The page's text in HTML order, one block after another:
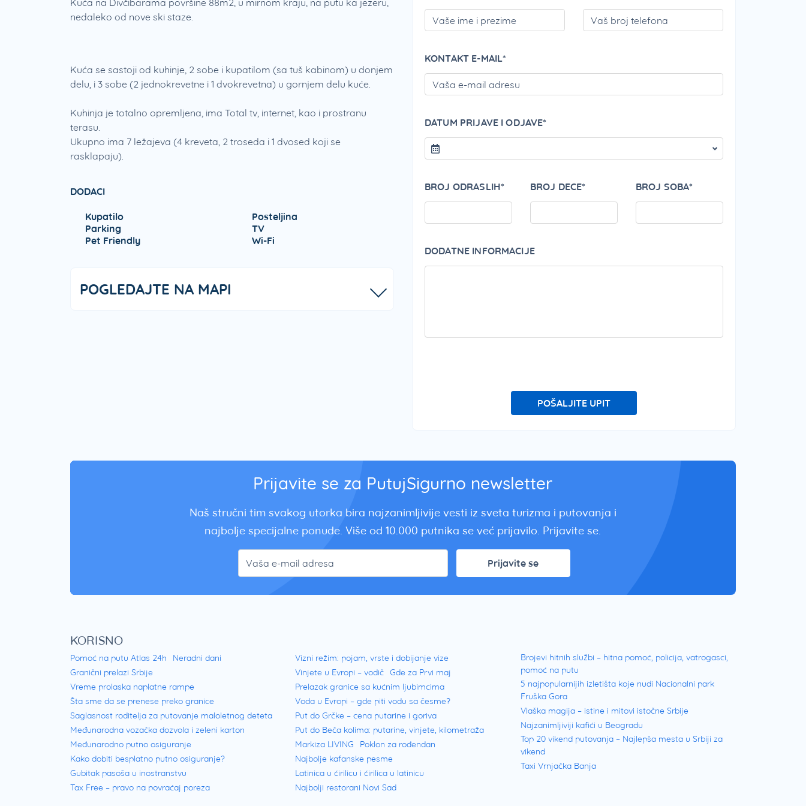
Kuća na Divčibarama površine 88m2, u mirnom kraju, na putu ka jezeru,
nedaleko od nove ski staze.
Kuća se sastoji od kuhinje, 2 sobe i kupatilom (sa tuš kabinom) u donjem
delu, i 3 sobe (2 jednokrevetne i 1 dvokrevetna) u gornjem delu kuće.
Kuhinja je totalno opremljena, ima Total tv, internet, kao i prostranu
terasu.
Ukupno ima 7 ležajeva (4 kreveta, 2 troseda i 1 dvosed koji se
rasklapaju).
DODACI
Kupatilo
Parking
Pet Friendly
Posteljina
TV
Wi-Fi
POGLEDAJTE NA MAPI
KONTAKT E-MAIL*
DATUM PRIJAVE I ODJAVE*
BROJ ODRASLIH* BROJ DECE* BROJ SOBA*
DODATNE INFORMACIJE
POŠALJITE UPIT
Prijavite se za PutujSigurno newsletter
Naš stručni tim svakog utorka bira najzanimljivije vesti iz sveta turizma i putovanja i
najbolje specijalne ponude. Više od 10.000 putnika se već prijavilo. Prijavite se.
Prijavite se
KORISNO
Pomoć na putu Atlas 24h
Neradni dani
Granični prelazi Srbije
Vreme prolaska naplatne rampe
Šta sme da se prenese preko granice
Saglasnost roditelja za putovanje maloletnog deteta
Međunarodna vozačka dozvola i zeleni karton
Međunarodno putno osiguranje
Kako dobiti besplatno putno osiguranje?
Gubitak pasoša u inostranstvu
Tax Free – pravo na povraćaj poreza
Vizni režim: pojam, vrste i dobijanje vize
Vinjete u Evropi – vodič Gde za Prvi maj
Prelazak granice sa kućnim ljubimcima
Voda u Evropi – gde piti vodu sa česme?
Put do Grčke – cena putarine i goriva
Put do Beča kolima: putarine, vinjete, kilometraža
Markiza LIVING
Poklon za rođendan
Najbolje kafanske pesme
Latinica u ćirilicu i ćirilica u latinicu
Najbolji restorani Novi Sad
Brojevi hitnih službi – hitna pomoć, policija, vatrogasci,
pomoć na putu
5 najpopularnijih izletišta koje nudi Nacionalni park
Fruška Gora
Vlaška magija – istine i mitovi istočne Srbije
Najzanimljiviji kafići u Beogradu
Top 20 vikend putovanja – Najlepša mesta u Srbiji za
vikend
Taxi Vrnjačka Banja